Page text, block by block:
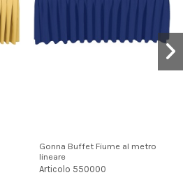
Gonna Buffet Fiume al metro
lineare
Articolo 550000